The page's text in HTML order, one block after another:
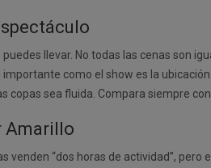
llevar. No todas las cenas son
como el show es la
copas sea fluida. Compara siempre
Amarillo
venden “dos horas de actividad”,